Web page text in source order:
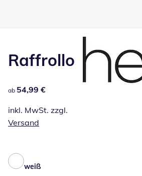
Raffrollo
54,99 €
ab 54,99 €
inkl. MwSt. zzgl.
Versand
weiß